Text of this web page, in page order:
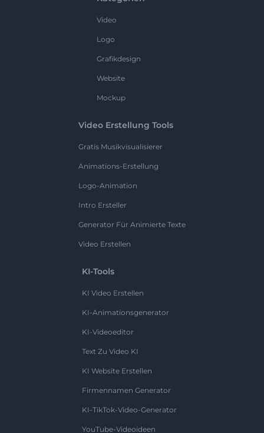
Video
Logo
Grafikdesign
Website
Mockup
Video Erstellung Tools
Gratis Musikvisualisierer
Animations-Erstellung
Logo-Animation
Intro Ersteller
Generator Für Animierte Texte
Video Erstellen
KI-Tools
KI Video Erstellen
KI-Animationsgenerator
KI-Videoeditor
Text Zu Video KI
KI Website Erstellen
Firmennamen Generator
KI-TikTok-Video-Generator
YouTube-Videoideen